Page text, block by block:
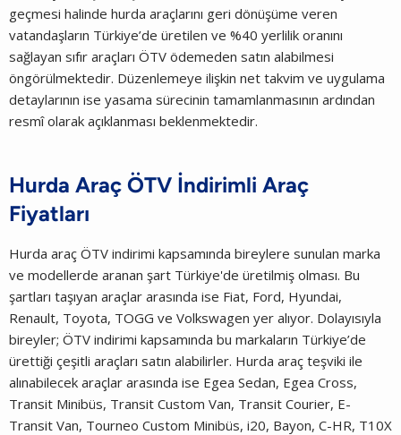
geçmesi halinde hurda araçlarını geri dönüşüme veren
vatandaşların Türkiye’de üretilen ve %40 yerlilik oranını
sağlayan sıfır araçları ÖTV ödemeden satın alabilmesi
öngörülmektedir. Düzenlemeye ilişkin net takvim ve uygulama
detaylarının ise yasama sürecinin tamamlanmasının ardından
resmî olarak açıklanması beklenmektedir.
Hurda Araç ÖTV İndirimli Araç
Fiyatları
Hurda araç ÖTV indirimi kapsamında bireylere sunulan marka
ve modellerde aranan şart Türkiye'de üretilmiş olması. Bu
şartları taşıyan araçlar arasında ise Fiat, Ford, Hyundai,
Renault, Toyota, TOGG ve Volkswagen yer alıyor. Dolayısıyla
bireyler; ÖTV indirimi kapsamında bu markaların Türkiye’de
ürettiği çeşitli araçları satın alabilirler. Hurda araç teşviki ile
alınabilecek araçlar arasında ise Egea Sedan, Egea Cross,
Transit Minibüs, Transit Custom Van, Transit Courier, E-
Transit Van, Tourneo Custom Minibüs, i20, Bayon, C-HR, T10X